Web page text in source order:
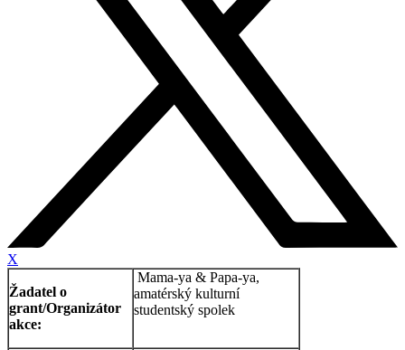
X
Žadatel o
grant/Organizátor
akce:
Mama-ya & Papa-ya,
amatérský kulturní
studentský spolek